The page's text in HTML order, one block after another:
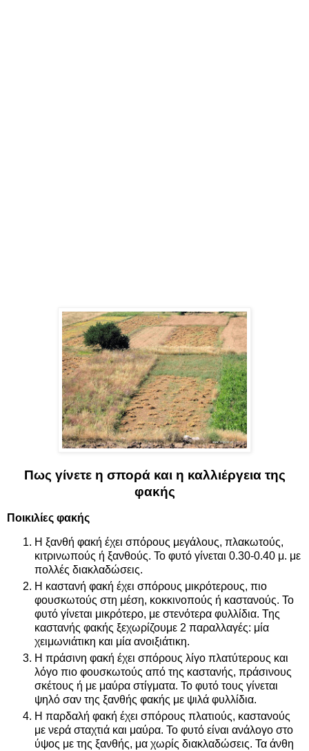
Πως γίνετε η σπορά και η καλλιέργεια της
φακής
Ποικιλίες φακής
Η ξανθή φακή έχει σπόρους μεγάλους, πλακωτούς,
κιτρινωπούς ή ξανθούς. Το φυτό γίνεται 0.30-0.40 μ. με
πολλές διακλαδώσεις.
Η καστανή φακή έχει σπόρους μικρότερους, πιο
φουσκωτούς στη μέση, κοκκινοπούς ή καστανούς. Το
φυτό γίνεται μικρότερο, με στενότερα φυλλίδια. Της
καστανής φακής ξεχωρίζουμε 2 παραλλαγές: μία
χειμωνιάτικη και μία ανοιξιάτικη.
Η πράσινη φακή έχει σπόρους λίγο πλατύτερους και
λόγο πιο φουσκωτούς από της καστανής, πράσινους
σκέτους ή με μαύρα στίγματα. Το φυτό τους γίνεται
ψηλό σαν της ξανθής φακής με ψιλά φυλλίδια.
Η παρδαλή φακή έχει σπόρους πλατιούς, καστανούς
με νερά σταχτιά και μαύρα. Το φυτό είναι ανάλογο στο
ύψος με της ξανθής, μα χωρίς διακλαδώσεις. Τα άνθη